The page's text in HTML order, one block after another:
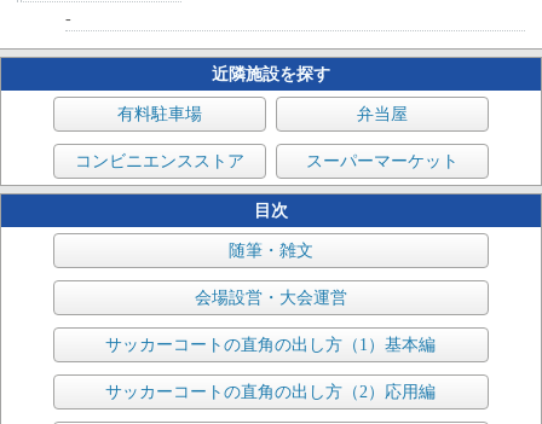
-
近隣施設を探す
有料駐車場 弁当屋
コンビニエンスストア スーパーマーケット
目次
随筆・雑文
会場設営・大会運営
サッカーコートの直角の出し方（1）基本編
サッカーコートの直角の出し方（2）応用編